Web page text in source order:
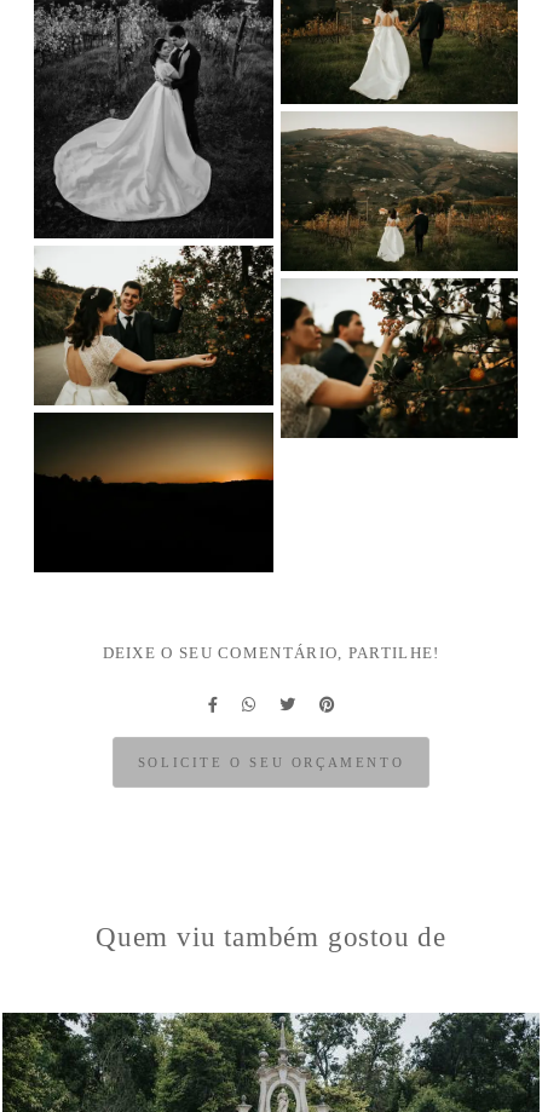
DEIXE O SEU COMENTÁRIO, PARTILHE!
SOLICITE O SEU ORÇAMENTO
Quem viu também gostou de